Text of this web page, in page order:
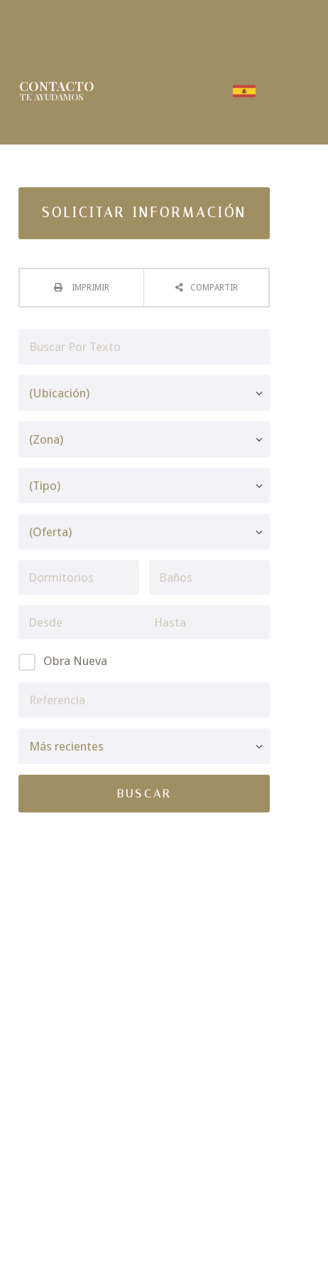
CONTACTO
TE AYUDAMOS
SOLICITAR INFORMACIÓN
IMPRIMIR COMPARTIR
Obra Nueva